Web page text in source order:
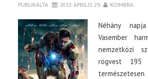
PUBLIKÁLTA 2013. ÁPRILIS 29. KOIMBRA
Néhány
Vasember
nemzetközi
rögvest